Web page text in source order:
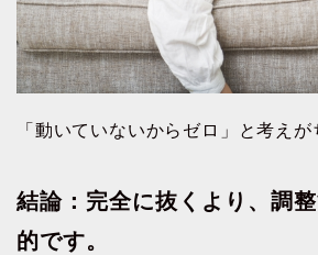
「動いていないからゼロ」と考えが
結論：完全に抜くより、調
的です。